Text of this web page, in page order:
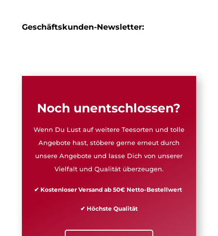
Geschäftskunden-Newsletter:
Noch unentschlossen?
Wenn Du Lust auf weitere Teesorten und tolle
Angebote hast, stöbere gerne erneut durch
unsere Angebote und lasse Dich von unserer
Vielfalt und Qualität überzeugen.
✔ Kostenloser Versand ab 50€ Netto-Bestellwert
✔ Höchste Qualität